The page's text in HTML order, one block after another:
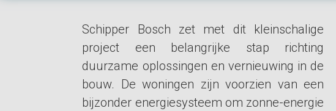
Schipper Bosch zet met dit kleinschalige
project een belangrijke stap richting
duurzame oplossingen en vernieuwing in de
bouw. De woningen zijn voorzien van een
bijzonder energiesysteem om zonne-energie